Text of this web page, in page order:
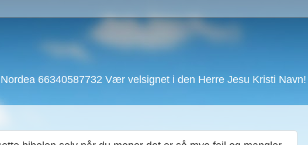
66340587732 Vær velsignet i den Herre Jesu Kristi Navn!